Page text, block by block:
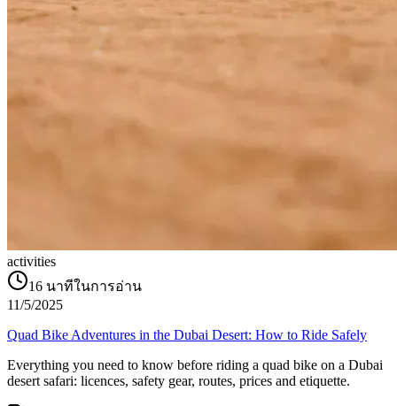
activities
16 นาทีในการอ่าน
11/5/2025
Quad Bike Adventures in the Dubai Desert: How to Ride Safely
Everything you need to know before riding a quad bike on a Dubai
desert safari: licences, safety gear, routes, prices and etiquette.